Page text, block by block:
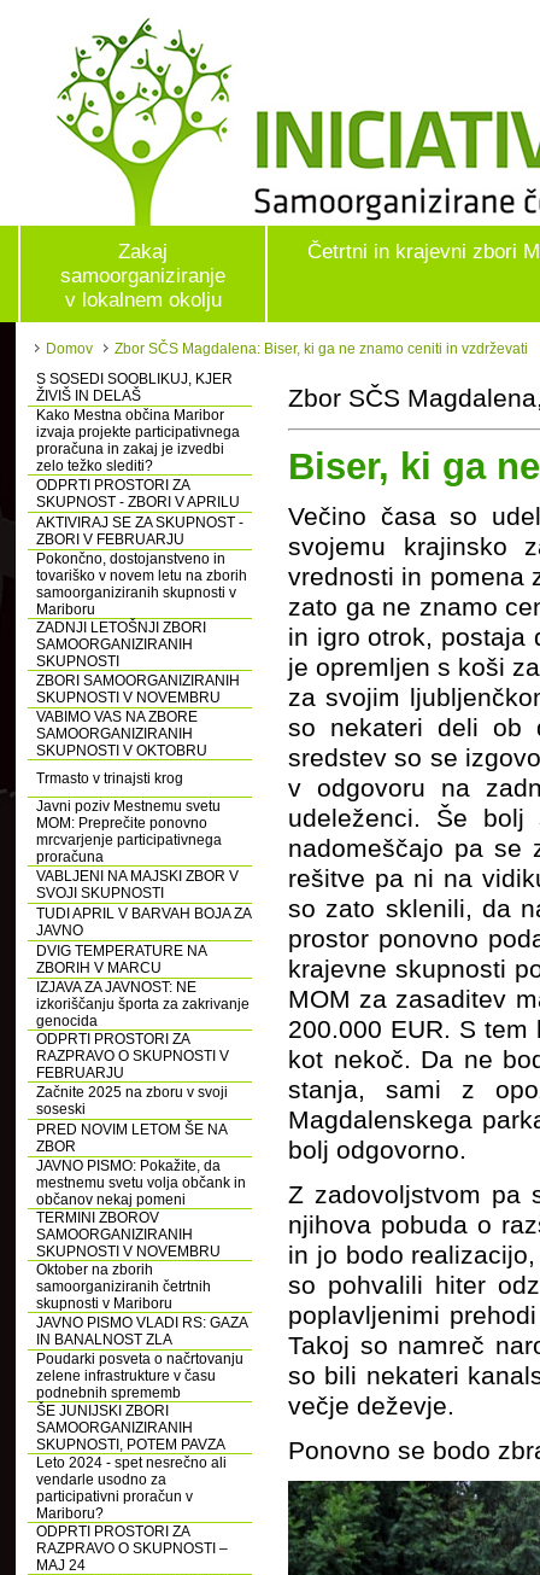
Zakaj
samoorganiziranje
v lokalnem okolju
Četrtni in krajevni zbori
Domov
Zbor SČS Magdalena: Biser, ki ga ne znamo ceniti in vzdrževati
S SOSEDI SOOBLIKUJ, KJER
ŽIVIŠ IN DELAŠ
Kako Mestna občina Maribor
izvaja projekte participativnega
proračuna in zakaj je izvedbi
zelo težko slediti?
ODPRTI PROSTORI ZA
SKUPNOST - ZBORI V APRILU
AKTIVIRAJ SE ZA SKUPNOST -
ZBORI V FEBRUARJU
Pokončno, dostojanstveno in
tovariško v novem letu na zborih
samoorganiziranih skupnosti v
Mariboru
ZADNJI LETOŠNJI ZBORI
SAMOORGANIZIRANIH
SKUPNOSTI
ZBORI SAMOORGANIZIRANIH
SKUPNOSTI V NOVEMBRU
VABIMO VAS NA ZBORE
SAMOORGANIZIRANIH
SKUPNOSTI V OKTOBRU
Trmasto v trinajsti krog
Javni poziv Mestnemu svetu
MOM: Preprečite ponovno
mrcvarjenje participativnega
proračuna
VABLJENI NA MAJSKI ZBOR V
SVOJI SKUPNOSTI
TUDI APRIL V BARVAH BOJA ZA
JAVNO
DVIG TEMPERATURE NA
ZBORIH V MARCU
IZJAVA ZA JAVNOST: NE
izkoriščanju športa za zakrivanje
genocida
ODPRTI PROSTORI ZA
RAZPRAVO O SKUPNOSTI V
FEBRUARJU
Začnite 2025 na zboru v svoji
soseski
PRED NOVIM LETOM ŠE NA
ZBOR
JAVNO PISMO: Pokažite, da
mestnemu svetu volja občank in
občanov nekaj pomeni
TERMINI ZBOROV
SAMOORGANIZIRANIH
SKUPNOSTI V NOVEMBRU
Oktober na zborih
samoorganiziranih četrtnih
skupnosti v Mariboru
JAVNO PISMO VLADI RS: GAZA
IN BANALNOST ZLA
Poudarki posveta o načrtovanju
zelene infrastrukture v času
podnebnih sprememb
ŠE JUNIJSKI ZBORI
SAMOORGANIZIRANIH
SKUPNOSTI, POTEM PAVZA
Leto 2024 - spet nesrečno ali
vendarle usodno za
participativni proračun v
Mariboru?
ODPRTI PROSTORI ZA
RAZPRAVO O SKUPNOSTI –
MAJ 24
Zbor SČS
Biser, ki ga
Večino časa so
svojemu krajinsko
vrednosti in pomena
zato ga ne znamo
in igro otrok, postaja
je opremljen s koši
za svojim
so nekateri deli ob
sredstev so se
v odgovoru na
udeleženci. Še
nadomeščajo pa se
rešitve pa ni na
so zato sklenili, da
prostor ponovno
krajevne skupnosti
MOM za zasaditev
200.000 EUR. S
kot nekoč. Da ne
stanja, sami z
Magdalenskega
bolj odgovorno.
Z zadovoljstvom pa
njihova pobuda o
in jo bodo
so pohvalili hiter
poplavljenimi
Takoj so namreč
so bili nekateri
večje deževje.
Ponovno se bodo